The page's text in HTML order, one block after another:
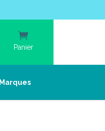
Panier
Marques